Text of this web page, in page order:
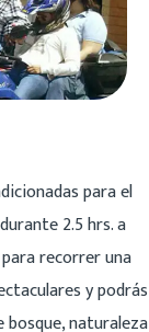
para el
2.5 hrs. a
recorrer una
y podrás
naturaleza